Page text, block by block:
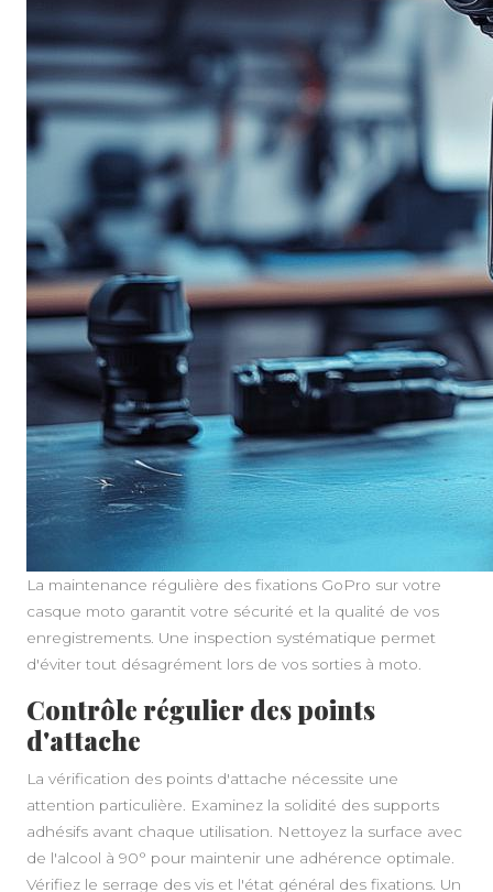
La maintenance régulière des fixations GoPro sur votre
casque moto garantit votre sécurité et la qualité de vos
enregistrements. Une inspection systématique permet
d'éviter tout désagrément lors de vos sorties à moto.
Contrôle régulier des points
d'attache
La vérification des points d'attache nécessite une
attention particulière. Examinez la solidité des supports
adhésifs avant chaque utilisation. Nettoyez la surface avec
de l'alcool à 90° pour maintenir une adhérence optimale.
Vérifiez le serrage des vis et l'état général des fixations. Un